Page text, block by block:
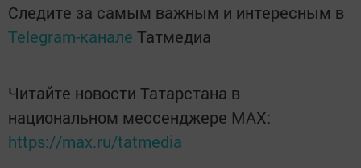
Следите за самым важным и интересным в
Telegram-канале Татмедиа
Читайте новости Татарстана в
национальном мессенджере MАХ:
https://max.ru/tatmedia